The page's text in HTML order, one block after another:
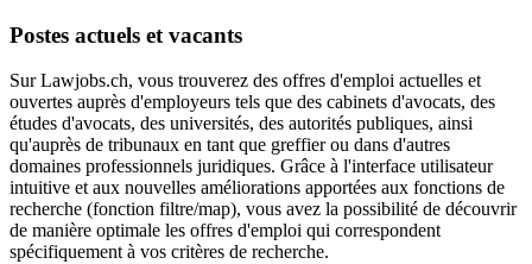
Postes actuels et vacants
Sur Lawjobs.ch, vous trouverez des offres d'emploi actuelles et
ouvertes auprès d'employeurs tels que des cabinets d'avocats, des
études d'avocats, des universités, des autorités publiques, ainsi
qu'auprès de tribunaux en tant que greffier ou dans d'autres
domaines professionnels juridiques. Grâce à l'interface utilisateur
intuitive et aux nouvelles améliorations apportées aux fonctions de
recherche (fonction filtre/map), vous avez la possibilité de découvrir
de manière optimale les offres d'emploi qui correspondent
spécifiquement à vos critères de recherche.